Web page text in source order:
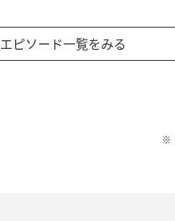
エピソード一覧をみる